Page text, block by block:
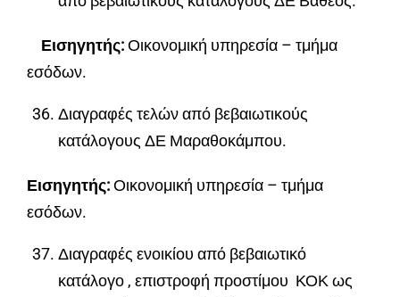
Εισηγητής:Οικονομική υπηρεσία – τμήμα
εσόδων.
Διαγραφές τελών από βεβαιωτικούς
κατάλογους ΔΕ Μαραθοκάμπου.
Εισηγητής:Οικονομική υπηρεσία – τμήμα
εσόδων.
Διαγραφές ενοικίου από βεβαιωτικό
κατάλογο , επιστροφή προστίμου ΚΟΚ ως